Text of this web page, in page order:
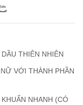
THIÊN NHIÊN
VỚI THÀNH PHẦN
NHANH (CÓ